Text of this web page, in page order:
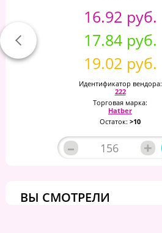
16.92 руб.
17.84 руб.
19.02 руб.
Идентификатор вендора:
222
Торговая марка:
Hatber
Остаток: >10
– +
ВЫ СМОТРЕЛИ